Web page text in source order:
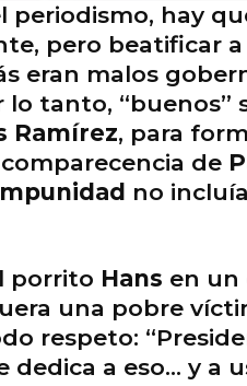
hay
pero beatificar
eran malos
tanto,
Ramírez, para
de
no
porrito Hans en un
una pobre
respeto:
dedica a eso… y a